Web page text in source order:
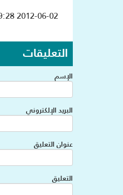
2012-06-02 12:59:28 | 2576 قراءة
التعليقات
الإسم
البريد الإلكتروني
عنوان التعليق
التعليق